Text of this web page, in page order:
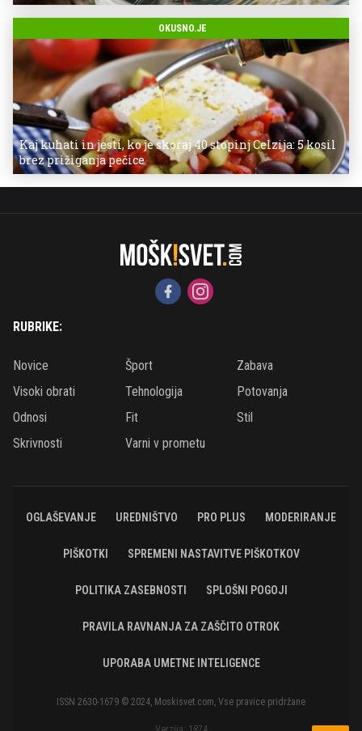
OKUSNO.JE
Kaj kuhati in jesti, ko je skoraj 40 stopinj Celzija: 5 kosil
brez prižiganja pečice
RUBRIKE:
Novice Šport
Zabava
Visoki obrati
Tehnologija
Potovanja
Odnosi
Fit
Stil
Skrivnosti
Varni v prometu
OGLAŠEVANJE UREDNIŠTVO PRO PLUS MODERIRANJE
PIŠKOTKI SPREMENI NASTAVITVE PIŠKOTKOV
POLITIKA ZASEBNOSTI SPLOŠNI POGOJI
PRAVILA RAVNANJA ZA ZAŠČITO OTROK
UPORABA UMETNE INTELIGENCE
ISSN 2630-1679 © 2024, Moskisvet.com, Vse pravice pridržane